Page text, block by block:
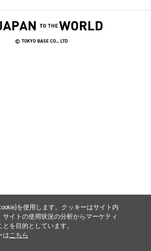
© TOKYO BASE CO., LTD
を使用します。クッキーはサイト内
イトの使用状況の分析からマーケティ
を目的としています。
はこちら